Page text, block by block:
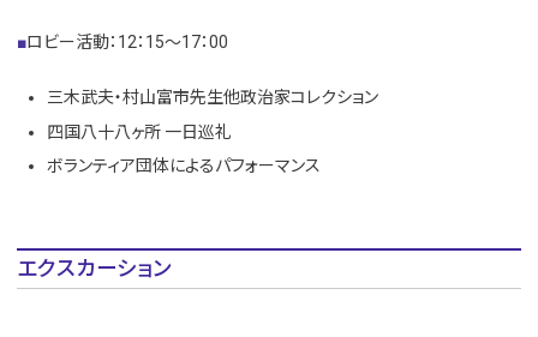
■ロビー活動：12：15～17：00
三木武夫・村山富市先生他政治家コレクション
四国八十八ヶ所 一日巡礼
ボランティア団体によるパフォーマンス
エクスカーション